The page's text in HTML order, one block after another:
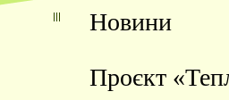
Новини
Проєкт